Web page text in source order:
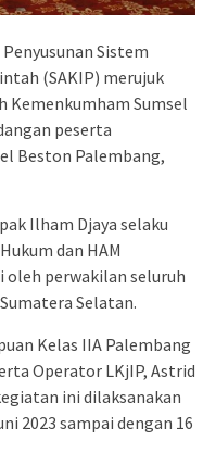
Sistem
(SAKIP) merujuk
Kemenkumham Sumsel
peserta
Beston Palembang,
Ilham Djaya selaku
dan HAM
oleh perwakilan seluruh
Selatan.
Kelas IIA Palembang
Operator LKjIP, Astrid
ini dilaksanakan
2023 sampai dengan 16